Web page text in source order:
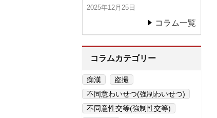
2025年12月25日
コラム一覧
コラムカテゴリー
痴漢
盗撮
不同意わいせつ(強制わいせつ)
不同意性交等(強制性交等)